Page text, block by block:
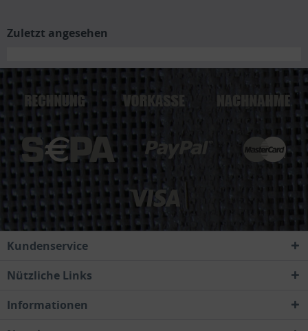
Zuletzt angesehen
Kundenservice
Nützliche Links
Informationen